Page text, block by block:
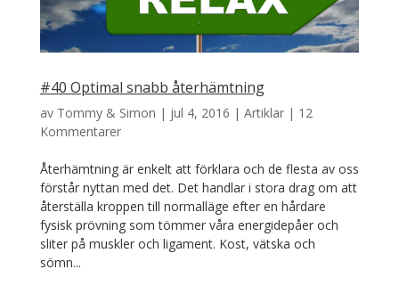
#40 Optimal snabb återhämtning
av Tommy & Simon | jul 4, 2016 | Artiklar| 12
Kommentarer
Återhämtning är enkelt att förklara och de flesta av oss
förstår nyttan med det. Det handlar i stora drag om att
återställa kroppen till normalläge efter en hårdare
fysisk prövning som tömmer våra energidepåer och
sliter på muskler och ligament. Kost, vätska och
sömn...